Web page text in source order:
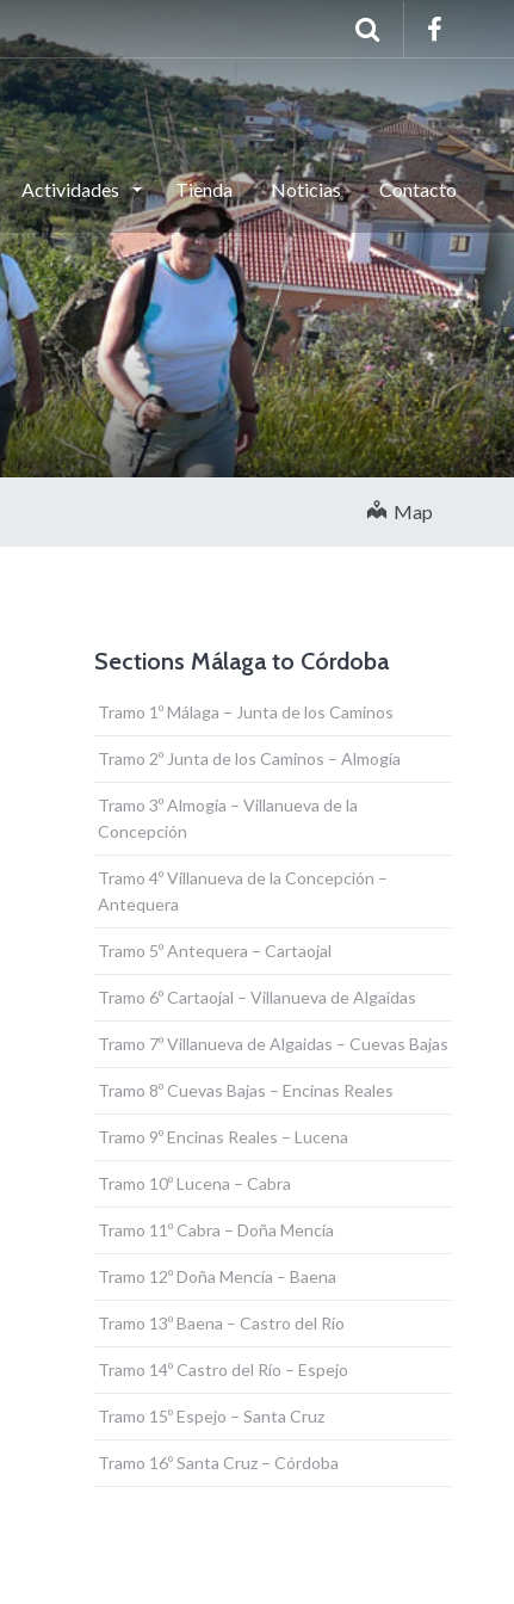
Actividades Tienda Noticias Contacto
Map
Sections Málaga to Córdoba
Tramo 1º Málaga – Junta de los Caminos
Tramo 2º Junta de los Caminos – Almogía
Tramo 3º Almogía – Villanueva de la
Concepción
Tramo 4º Villanueva de la Concepción –
Antequera
Tramo 5º Antequera – Cartaojal
Tramo 6º Cartaojal – Villanueva de Algaidas
Tramo 7º Villanueva de Algaidas – Cuevas Bajas
Tramo 8º Cuevas Bajas – Encinas Reales
Tramo 9º Encinas Reales – Lucena
Tramo 10º Lucena – Cabra
Tramo 11º Cabra – Doña Mencía
Tramo 12º Doña Mencía – Baena
Tramo 13º Baena – Castro del Río
Tramo 14º Castro del Río – Espejo
Tramo 15º Espejo – Santa Cruz
Tramo 16º Santa Cruz – Córdoba